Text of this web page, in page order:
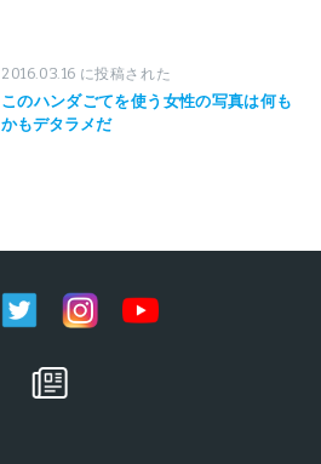
2016.03.16 に投稿された
このハンダごてを使う女性の写真は何も
かもデタラメだ